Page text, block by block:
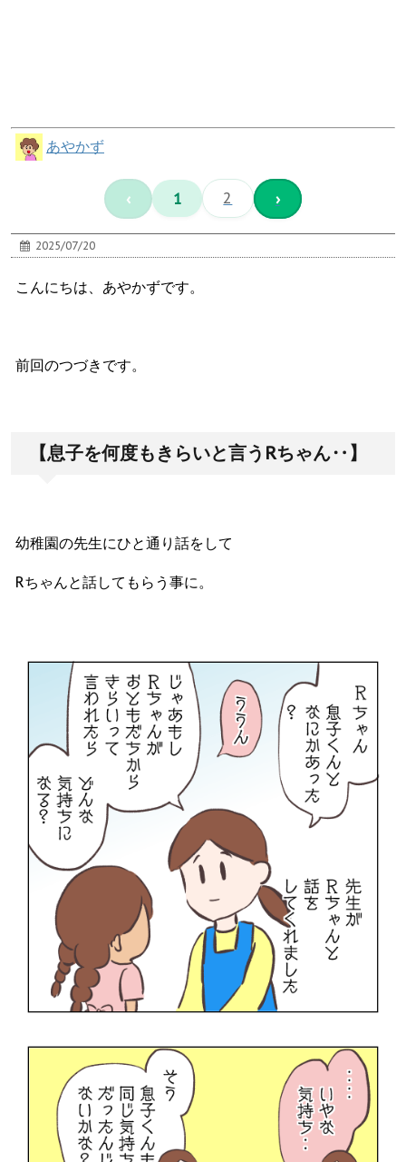
あやかず
‹ 1 2 ›
2025/07/20
こんにちは、あやかずです。
前回のつづきです。
【息子を何度もきらいと言う Rちゃん‥】
幼稚園の先生にひと通り話をして
Rちゃんと話してもらう事に。